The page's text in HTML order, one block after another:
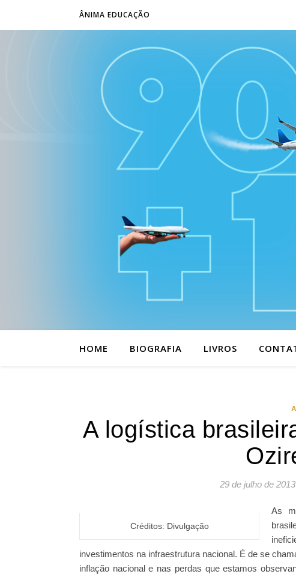
ÂNIMA EDUCAÇÃO
HOME BIOGRAFIA LIVROS
A logística
29 de julho de 2013
Créditos: Divulgação
As
investimentos na infraestrutura nacional. É de se
inflação nacional e nas perdas que estamos